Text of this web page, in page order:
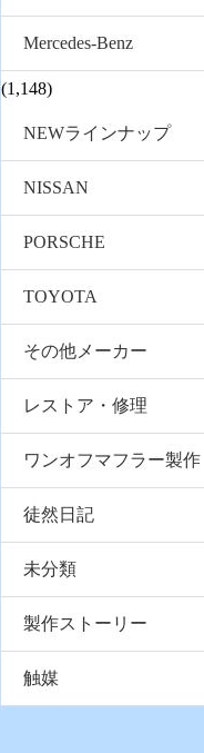
Mercedes-Benz
(1,148)
NEWラインナップ
NISSAN
PORSCHE
TOYOTA
その他メーカー
レストア・修理
ワンオフマフラー製作
徒然日記
未分類
製作ストーリー
触媒